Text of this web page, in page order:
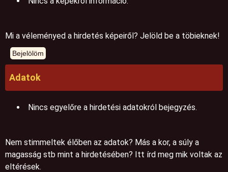
Mi a véleményed a hirdetés képeiről? Jelöld be a töbieknek!
Adatok
Nincs egyelőre a hirdetési adatokról bejegyzés.
Nem stimmeltek élőben az adatok? Más a kor, a súly a
magasság stb mint a hirdetésében? Itt írd meg mik voltak az
eltérések.